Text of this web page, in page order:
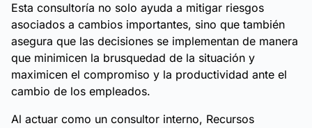
Esta consultoría no solo ayuda a mitigar riesgos
asociados a cambios importantes, sino que también
asegura que las decisiones se implementan de manera
que minimicen la brusquedad de la situación y
maximicen el compromiso y la productividad ante el
cambio de los empleados.
Al actuar como un consultor interno, Recursos